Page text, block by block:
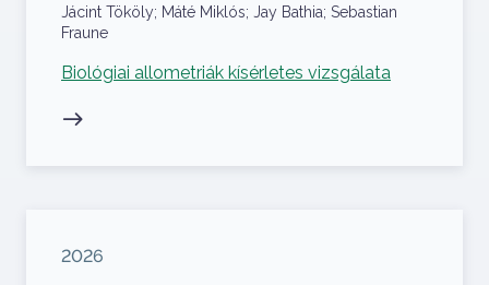
Szerzők
Jácint Tököly; Máté Miklós; Jay Bathia; Sebastian
Fraune
Kapcsolódó projekt
Biológiai allometriák kísérletes vizsgálata
Megjelenés éve
2026